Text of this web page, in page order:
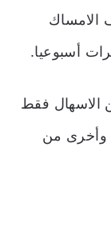
الامساك
أسبوعيا.
الاسهال فقط
وأخرى من